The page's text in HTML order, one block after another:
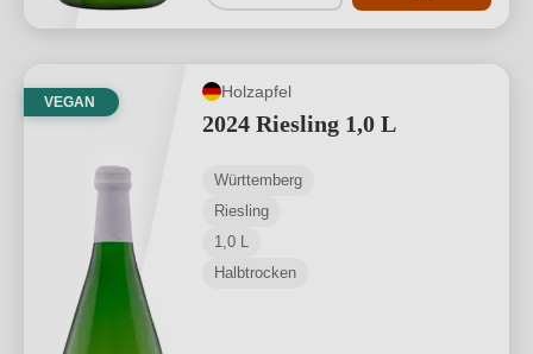
VEGAN
Holzapfel
2024 Riesling 1,0 L
Württemberg
Riesling
1,0 L
Halbtrocken